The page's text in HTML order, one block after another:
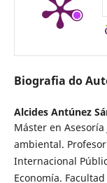
Biografia do
Alcides Antúnez
Máster en
ambiental.
Internacional
Economía.